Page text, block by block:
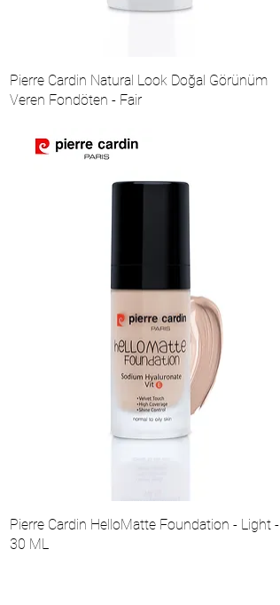
Pierre Cardin Natural Look Doğal Görünüm
Veren Fondöten - Fair
Pierre Cardin HelloMatte Foundation - Light -
30 ML